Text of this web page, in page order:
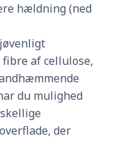
hældning (ned
af cellulose,
du mulighed
der